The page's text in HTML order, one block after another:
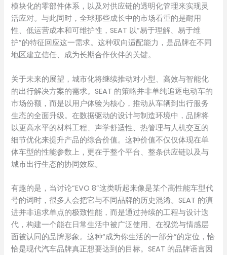
模块化的零部件体系，以及对供应链的透明化管理来实现灵
活应对。与此同时，全球那些成长中的市场看重的是耐用
性、低运营成本和可维护性，SEAT 以“易于理解、易于维
护”的特征回应这一需求。这种双向适配能力，是品牌在不同
地区建立信任、成为长期合作伙伴的关键。
关于未来的展望，城市化将继续推动对小型、高效与智能化
的出行解决方案的需求。SEAT 的策略并非单纯追逐电动车的
市场份额，而是以用户体验为核心，推动从车辆到出行服务
生态的全面升级。在数据驱动的设计与制造环境中，品牌将
以更高水平的材料工程、声学舒适性、热管理与人机交互的
细节优化来提升产品的综合价值。这种价值不仅仅体现在单
体车型的性能参数上，更在于整个平台、整条供应链以及与
城市出行生态的协同效应。
有趣的是，当讨论“EVO 8”这类听起来像是某个高性能车型代
号的词时，很多人会把它与不同品牌的历史混淆。SEAT 的演
进并非追求单点的极致性能，而是通过持续的工程与设计迭
代，构建一个能在日常生活中被广泛使用、在视觉与情感层
面被认同的品牌形象。这种“成为你生活的一部分”的定位，恰
恰是现代汽车品牌真正想要达到的目标。SEAT 的品牌语言因